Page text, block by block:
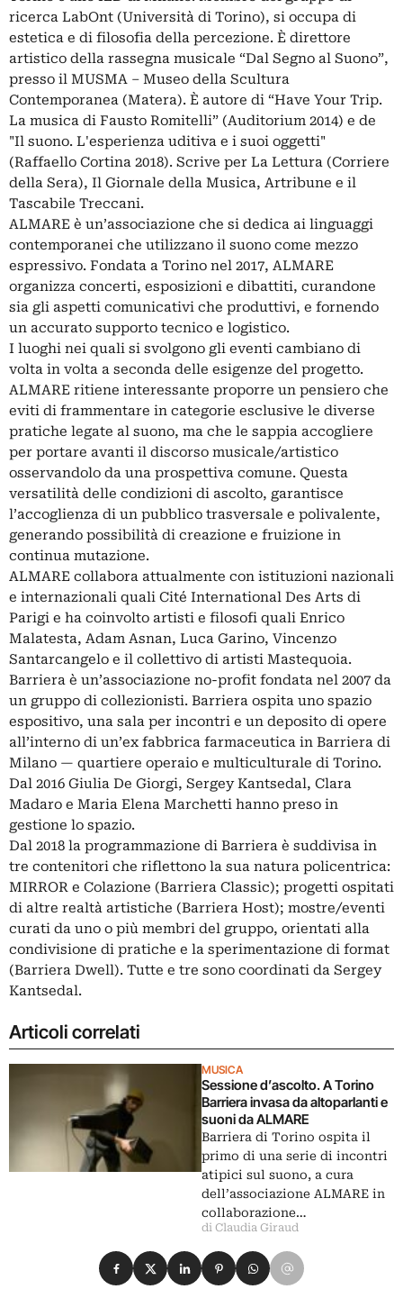
ricerca LabOnt (Università di Torino), si occupa di
estetica e di filosofia della percezione. È direttore
artistico della rassegna musicale “Dal Segno al Suono”,
presso il MUSMA – Museo della Scultura
Contemporanea (Matera). È autore di “Have Your Trip.
La musica di Fausto Romitelli” (Auditorium 2014) e de
"Il suono. L'esperienza uditiva e i suoi oggetti"
(Raffaello Cortina 2018). Scrive per La Lettura (Corriere
della Sera), Il Giornale della Musica, Artribune e il
Tascabile Treccani.
ALMARE è un’associazione che si dedica ai linguaggi
contemporanei che utilizzano il suono come mezzo
espressivo. Fondata a Torino nel 2017, ALMARE
organizza concerti, esposizioni e dibattiti, curandone
sia gli aspetti comunicativi che produttivi, e fornendo
un accurato supporto tecnico e logistico.
I luoghi nei quali si svolgono gli eventi cambiano di
volta in volta a seconda delle esigenze del progetto.
ALMARE ritiene interessante proporre un pensiero che
eviti di frammentare in categorie esclusive le diverse
pratiche legate al suono, ma che le sappia accogliere
per portare avanti il discorso musicale/artistico
osservandolo da una prospettiva comune. Questa
versatilità delle condizioni di ascolto, garantisce
l’accoglienza di un pubblico trasversale e polivalente,
generando possibilità di creazione e fruizione in
continua mutazione.
ALMARE collabora attualmente con istituzioni nazionali
e internazionali quali Cité International Des Arts di
Parigi e ha coinvolto artisti e filosofi quali Enrico
Malatesta, Adam Asnan, Luca Garino, Vincenzo
Santarcangelo e il collettivo di artisti Mastequoia.
Barriera è un’associazione no-profit fondata nel 2007 da
un gruppo di collezionisti. Barriera ospita uno spazio
espositivo, una sala per incontri e un deposito di opere
all’interno di un’ex fabbrica farmaceutica in Barriera di
Milano — quartiere operaio e multiculturale di Torino.
Dal 2016 Giulia De Giorgi, Sergey Kantsedal, Clara
Madaro e Maria Elena Marchetti hanno preso in
gestione lo spazio.
Dal 2018 la programmazione di Barriera è suddivisa in
tre contenitori che riflettono la sua natura policentrica:
MIRROR e Colazione (Barriera Classic); progetti ospitati
di altre realtà artistiche (Barriera Host); mostre/eventi
curati da uno o più membri del gruppo, orientati alla
condivisione di pratiche e la sperimentazione di format
(Barriera Dwell). Tutte e tre sono coordinati da Sergey
Kantsedal.
Articoli correlati
MUSICA
Sessione d’ascolto. A Torino
Barriera invasa da altoparlanti e
suoni da ALMARE
Barriera di Torino ospita il
primo di una serie di incontri
atipici sul suono, a cura
dell’associazione ALMARE in
collaborazione…
di Claudia Giraud
Condividi su Facebook
Condividi su X
Condividi su LinkedIn
Condividi su Pinterest
Condividi su WhatsApp
Condividi su Email